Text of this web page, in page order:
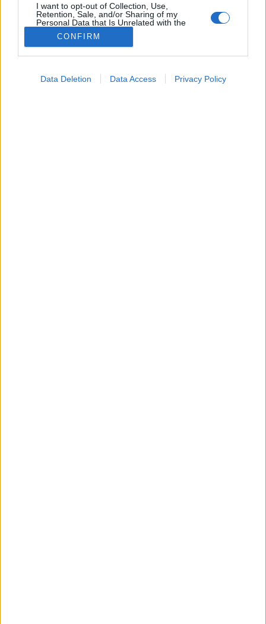
I want to opt-out of Collection, Use,
Retention, Sale, and/or Sharing of my
Personal Data that Is Unrelated with the
Purposes for which it was collected.
Opted Out
I want to allow Google to enable storage
CONFIRM
Data Deletion Data Access Privacy Policy